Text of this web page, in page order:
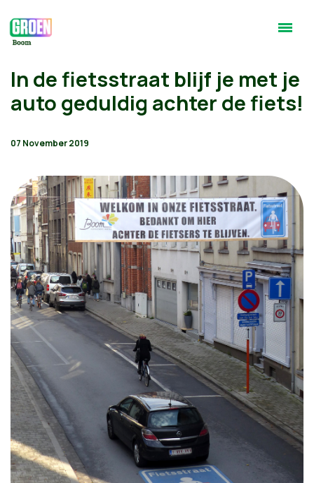
In de fietsstraat blijf je met je
auto geduldig achter de fiets!
07 November 2019